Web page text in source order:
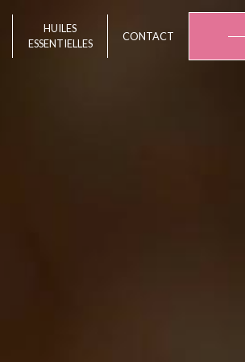
HUILES
ESSENTIELLES
CONTACT